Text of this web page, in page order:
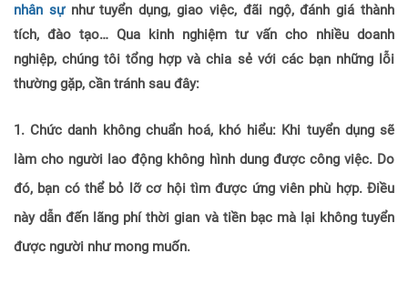
nhân sựnhư tuyển dụng, giao việc, đãi ngộ, đánh giá thành
tích, đào tạo… Qua kinh nghiệm tư vấn cho nhiều doanh
nghiệp, chúng tôi tổng hợp và chia sẻ với các bạn những lỗi
thường gặp, cần tránh sau đây:
1. Chức danh không chuẩn hoá, khó hiểu: Khi tuyển dụng sẽ
làm cho người lao động không hình dung được công việc. Do
đó, bạn có thể bỏ lỡ cơ hội tìm được ứng viên phù hợp. Điều
này dẫn đến lãng phí thời gian và tiền bạc mà lại không tuyển
được người như mong muốn.